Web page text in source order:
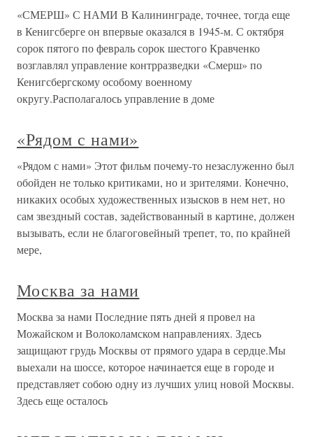
«СМЕРШ» С НАМИ В Калининграде, точнее, тогда еще
в Кенигсберге он впервые оказался в 1945-м. С октября
сорок пятого по февраль сорок шестого Кравченко
возглавлял управление контрразведки «Смерш» по
Кенигсбергскому особому военному
округу.Располагалось управление в доме
«Рядом с нами»
«Рядом с нами» Этот фильм почему-то незаслуженно был
обойден не только критиками, но и зрителями. Конечно,
никаких особых художественных изысков в нем нет, но
сам звездный состав, задействованный в картине, должен
вызывать, если не благоговейный трепет, то, по крайней
мере,
Москва за нами
Москва за нами Последние пять дней я провел на
Можайском и Волоколамском направлениях. Здесь
защищают грудь Москвы от прямого удара в сердце.Мы
выехали на шоссе, которое начинается еще в городе и
представляет собою одну из лучших улиц новой Москвы.
Здесь еще осталось